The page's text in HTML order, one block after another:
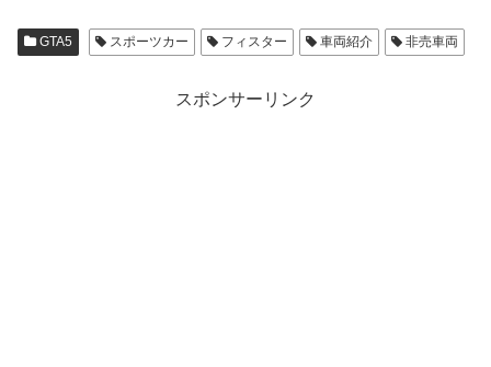
GTA5 スポーツカー フィスター 車両紹介 非売車両
スポンサーリンク